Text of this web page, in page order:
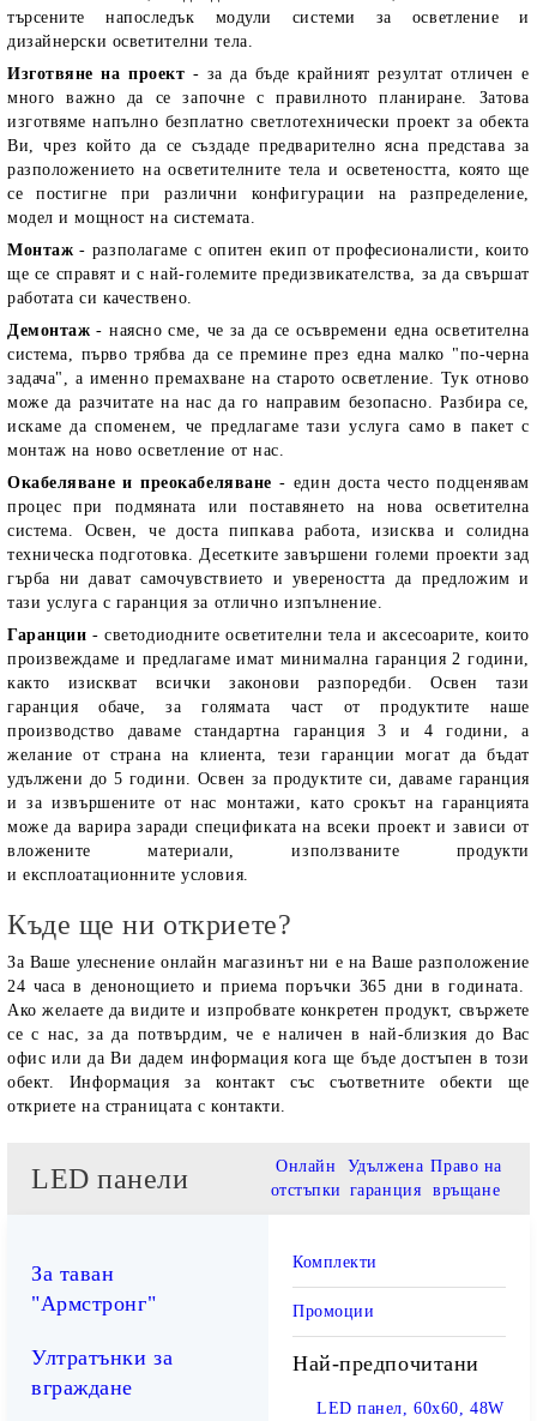
търсените напоследък модули системи за осветление и
дизайнерски осветителни тела.
Изготвяне на проект - за да бъде крайният резултат отличен е
много важно да се започне с правилното планиране. Затова
изготвяме напълно безплатно светлотехнически проект за обекта
Ви, чрез който да се създаде предварително ясна представа за
разположението на осветителните тела и осветеността, която ще
се постигне при различни конфигурации на разпределение,
модел и мощност на системата.
Монтаж - разполагаме с опитен екип от професионалисти, които
ще се справят и с най-големите предизвикателства, за да свършат
работата си качествено.
Демонтаж - наясно сме, че за да се осъвремени една осветителна
система, първо трябва да се премине през една малко "по-черна
задача", а именно премахване на старото осветление. Тук отново
може да разчитате на нас да го направим безопасно. Разбира се,
искаме да споменем, че предлагаме тази услуга само в пакет с
монтаж на ново осветление от нас.
Окабеляване и преокабеляване - един доста често подценявам
процес при подмяната или поставянето на нова осветителна
система. Освен, че доста пипкава работа, изисква и солидна
техническа подготовка. Десетките завършени големи проекти зад
гърба ни дават самочувствието и увереността да предложим и
тази услуга с гаранция за отлично изпълнение.
Гаранции - светодиодните осветителни тела и аксесоарите, които
произвеждаме и предлагаме имат минимална гаранция 2 години,
както изискват всички законови разпоредби. Освен тази
гаранция обаче, за голямата част от продуктите наше
производство даваме стандартна гаранция 3 и 4 години, а
желание от страна на клиента, тези гаранции могат да бъдат
удължени до 5 години. Освен за продуктите си, даваме гаранция
и за извършените от нас монтажи, като срокът на гаранцията
може да варира заради спецификата на всеки проект и зависи от
вложените материали, използваните продукти
и експлоатационните условия.
Къде ще ни откриете?
За Ваше улеснение онлайн магазинът ни е на Ваше разположение
24 часа в денонощието и приема поръчки 365 дни в годината.
Ако желаете да видите и изпробвате конкретен продукт, свържете
се с нас, за да потвърдим, че е наличен в най-близкия до Вас
офис или да Ви дадем информация кога ще бъде достъпен в този
обект. Информация за контакт със съответните обекти ще
откриете на страницата с контакти.
LED панели
Онлайн
отстъпки
Удължена
гаранция
Право на
връщане
За таван
"Армстронг"
Ултратънки за
вграждане
Комплекти
Промоции
Най-предпочитани
LED панел, 60х60, 48W